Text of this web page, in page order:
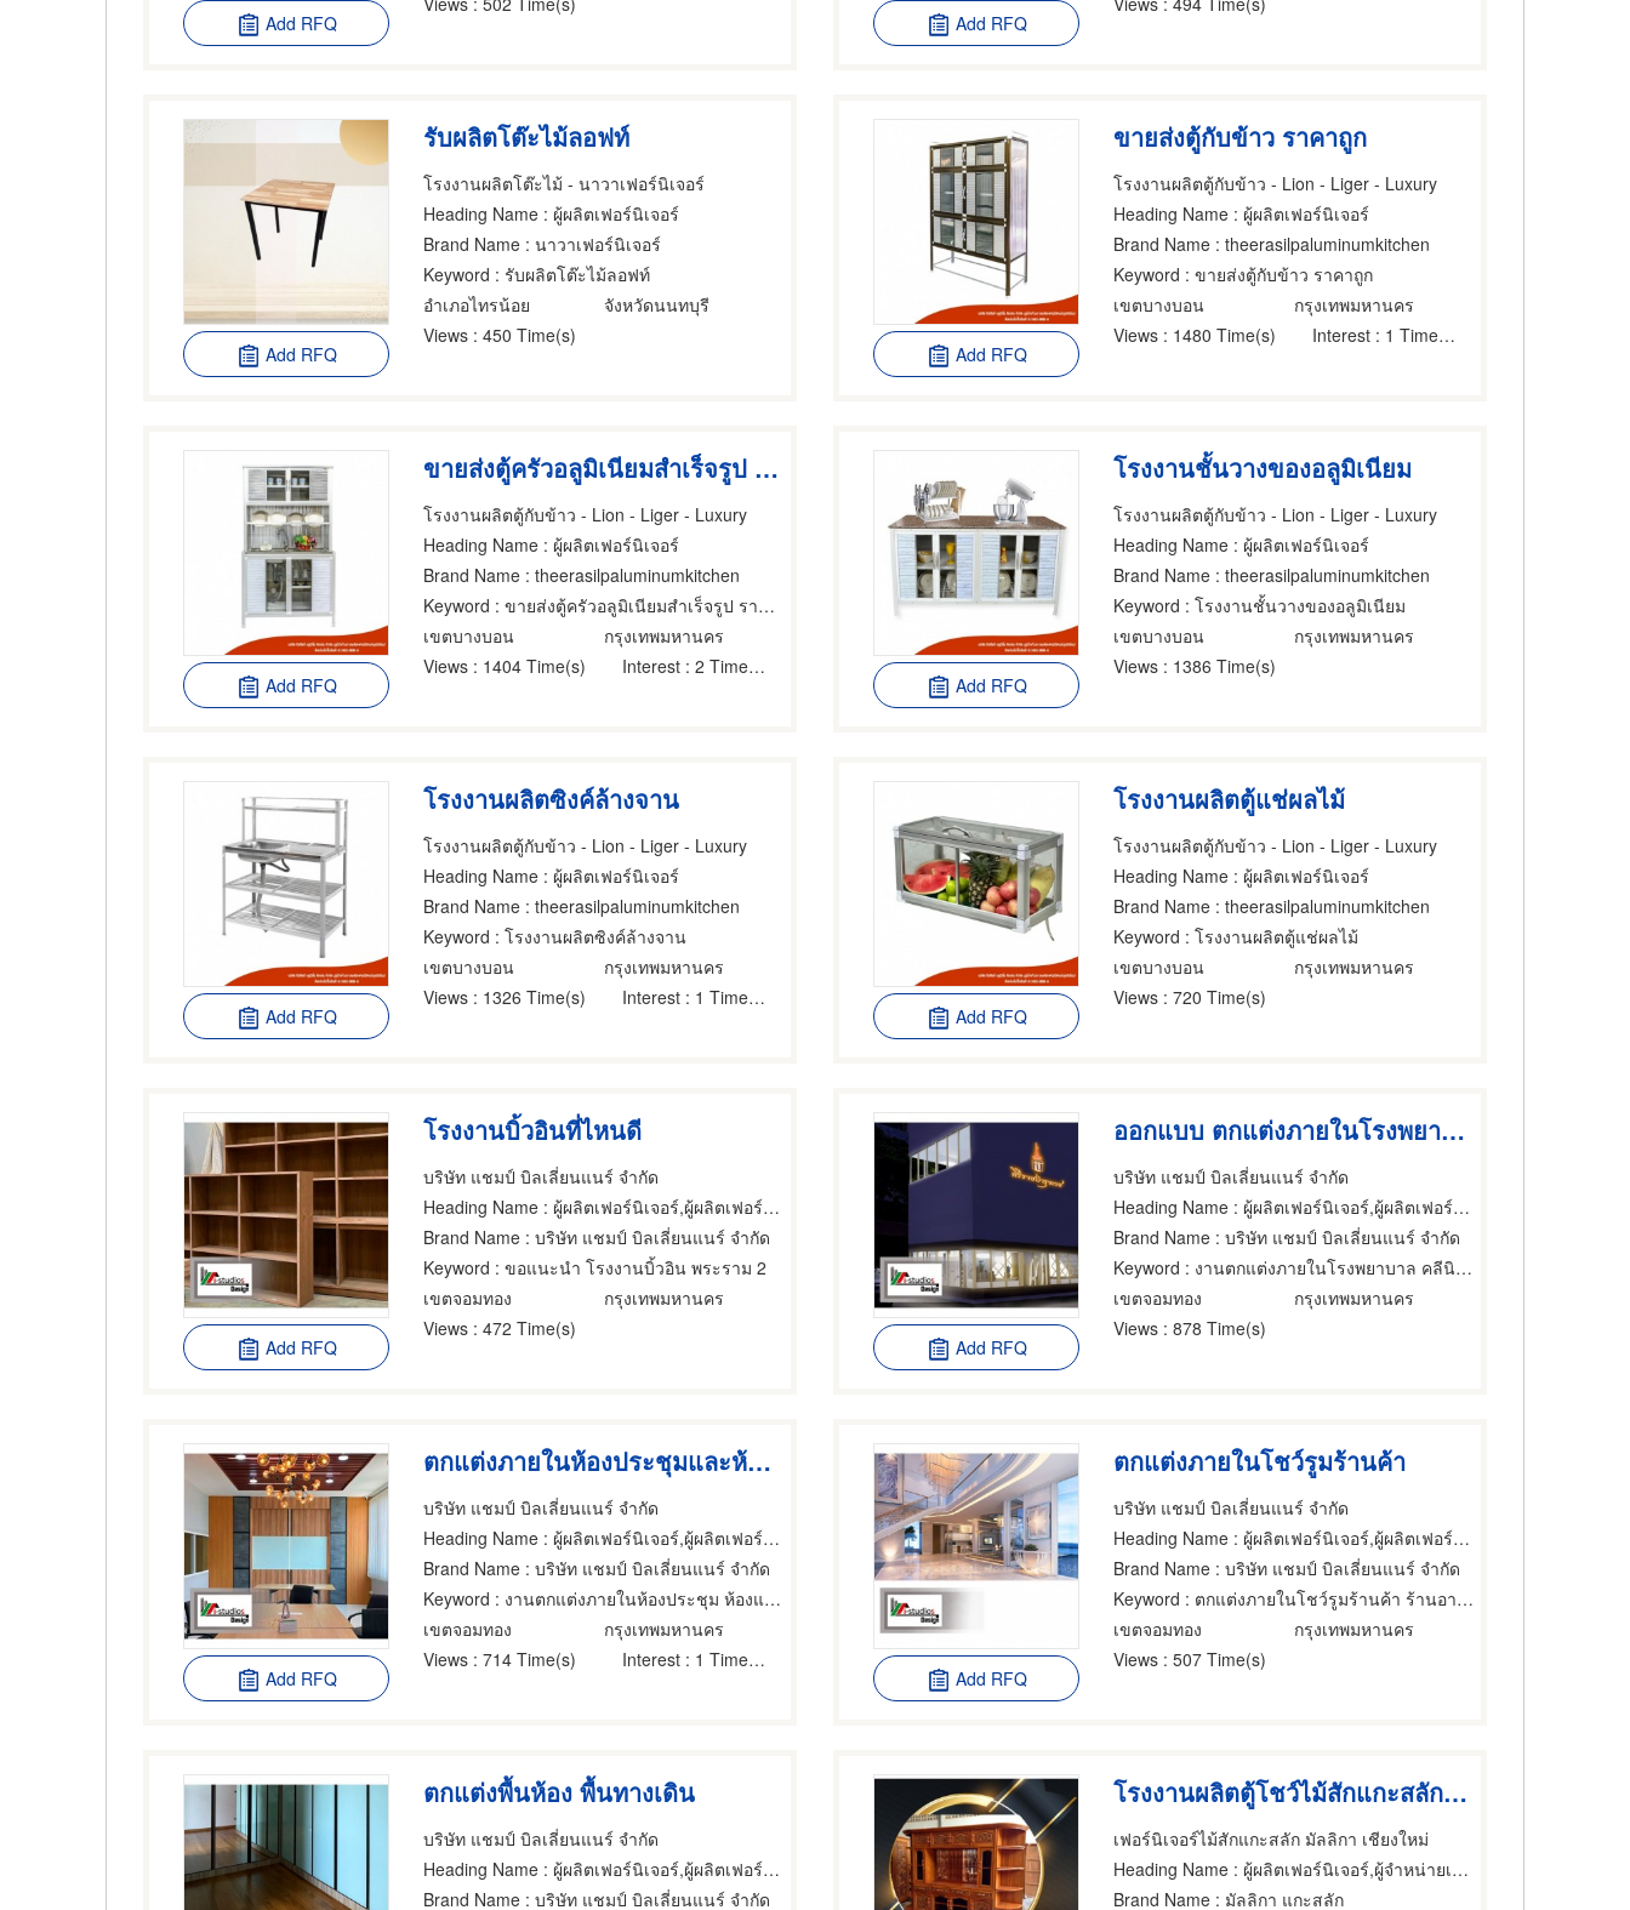
Add RFQ
Add RFQ
Add RFQ
รับผลิตโต๊ะไม้ลอฟท์
โรงงานผลิตโต๊ะไม้ - นาวาเฟอร์นิเจอร์
Heading Name : ผู้ผลิตเฟอร์นิเจอร์
Brand Name : นาวาเฟอร์นิเจอร์
Keyword : รับผลิตโต๊ะไม้ลอฟท์
อำเภอไทรน้อย
จังหวัดนนทบุรี
Views : 450 Time(s)
Add RFQ
ขายส่งตู้กับข้าว ราคาถูก
โรงงานผลิตตู้กับข้าว - Lion - Liger - Luxury
Heading Name : ผู้ผลิตเฟอร์นิเจอร์
Brand Name : theerasilpaluminumkitchen
Keyword : ขายส่งตู้กับข้าว ราคาถูก
เขตบางบอน
กรุงเทพมหานคร
Views : 1480 Time(s) Interest : 1 Time(s)
Add RFQ
ขายส่งตู้ครัวอลูมิเนียมสำเร็จรูป ราคาโรงงาน
โรงงานผลิตตู้กับข้าว - Lion - Liger - Luxury
Heading Name : ผู้ผลิตเฟอร์นิเจอร์
Brand Name : theerasilpaluminumkitchen
Keyword : ขายส่งตู้ครัวอลูมิเนียมสำเร็จรูป ราคาโรงงาน
เขตบางบอน
กรุงเทพมหานคร
Views : 1404 Time(s) Interest : 2 Time(s)
Add RFQ
โรงงานชั้นวางของอลูมิเนียม
โรงงานผลิตตู้กับข้าว - Lion - Liger - Luxury
Heading Name : ผู้ผลิตเฟอร์นิเจอร์
Brand Name : theerasilpaluminumkitchen
Keyword : โรงงานชั้นวางของอลูมิเนียม
เขตบางบอน
กรุงเทพมหานคร
Views : 1386 Time(s)
Add RFQ
โรงงานผลิตซิงค์ล้างจาน
โรงงานผลิตตู้กับข้าว - Lion - Liger - Luxury
Heading Name : ผู้ผลิตเฟอร์นิเจอร์
Brand Name : theerasilpaluminumkitchen
Keyword : โรงงานผลิตซิงค์ล้างจาน
เขตบางบอน
กรุงเทพมหานคร
Views : 1326 Time(s) Interest : 1 Time(s)
Add RFQ
โรงงานผลิตตู้แช่ผลไม้
โรงงานผลิตตู้กับข้าว - Lion - Liger - Luxury
Heading Name : ผู้ผลิตเฟอร์นิเจอร์
Brand Name : theerasilpaluminumkitchen
Keyword : โรงงานผลิตตู้แช่ผลไม้
เขตบางบอน
กรุงเทพมหานคร
Views : 720 Time(s)
Add RFQ
โรงงานบิ้วอินที่ไหนดี
บริษัท แชมป์ บิลเลี่ยนแนร์ จำกัด
Heading Name : ผู้ผลิตเฟอร์นิเจอร์,ผู้ผลิตเฟอร์นิเจอร์,ผู้ออกแบบเฟอร์นิเจอร์
Brand Name : บริษัท แชมป์ บิลเลี่ยนแนร์ จำกัด
Keyword : ขอแนะนำ โรงงานบิ้วอิน พระราม 2
เขตจอมทอง
กรุงเทพมหานคร
Views : 472 Time(s)
Add RFQ
ออกแบบ ตกแต่งภายในโรงพยาบาล
บริษัท แชมป์ บิลเลี่ยนแนร์ จำกัด
Heading Name : ผู้ผลิตเฟอร์นิเจอร์,ผู้ผลิตเฟอร์นิเจอร์,ผู้ออกแบบเฟอร์นิเจอร์
Brand Name : บริษัท แชมป์ บิลเลี่ยนแนร์ จำกัด
Keyword : งานตกแต่งภายในโรงพยาบาล คลีนิก ศูนย์การแพทย์
เขตจอมทอง
กรุงเทพมหานคร
Views : 878 Time(s)
Add RFQ
ตกแต่งภายในห้องประชุมและห้องแพนทรี
บริษัท แชมป์ บิลเลี่ยนแนร์ จำกัด
Heading Name : ผู้ผลิตเฟอร์นิเจอร์,ผู้ผลิตเฟอร์นิเจอร์,ผู้ออกแบบเฟอร์นิเจอร์
Brand Name : บริษัท แชมป์ บิลเลี่ยนแนร์ จำกัด
Keyword : งานตกแต่งภายในห้องประชุม ห้องแพนทรี
เขตจอมทอง
กรุงเทพมหานคร
Views : 714 Time(s) Interest : 1 Time(s)
Add RFQ
ตกแต่งภายในโชว์รูมร้านค้า
บริษัท แชมป์ บิลเลี่ยนแนร์ จำกัด
Heading Name : ผู้ผลิตเฟอร์นิเจอร์,ผู้ผลิตเฟอร์นิเจอร์,ผู้ออกแบบเฟอร์นิเจอร์
Brand Name : บริษัท แชมป์ บิลเลี่ยนแนร์ จำกัด
Keyword : ตกแต่งภายในโชว์รูมร้านค้า ร้านอาหาร โชว์รูม ห้างสรรพสินค้า
เขตจอมทอง
กรุงเทพมหานคร
Views : 507 Time(s)
ตกแต่งพื้นห้อง พื้นทางเดิน
บริษัท แชมป์ บิลเลี่ยนแนร์ จำกัด
Heading Name : ผู้ผลิตเฟอร์นิเจอร์,ผู้ผลิตเฟอร์นิเจอร์,ผู้ออกแบบเฟอร์นิเจอร์
Brand Name : บริษัท แชมป์ บิลเลี่ยนแนร์ จำกัด
โรงงานผลิตตู้โชว์ไม้สักแกะสลัก เชียงใหม่
เฟอร์นิเจอร์ไม้สักแกะสลัก มัลลิกา เชียงใหม่
Heading Name : ผู้ผลิตเฟอร์นิเจอร์,ผู้จำหน่ายเฟอร์นิเจอร์,ผู้ผลิตเฟอร์นิเจอร์
Brand Name : มัลลิกา แกะสลัก